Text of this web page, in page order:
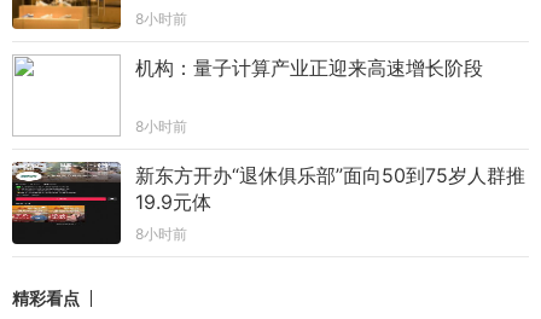
8小时前
机构：量子计算产业正迎来高速增长阶段
8小时前
新东方开办“退休俱乐部”面向50到75岁人群推
19.9元体
8小时前
精彩看点